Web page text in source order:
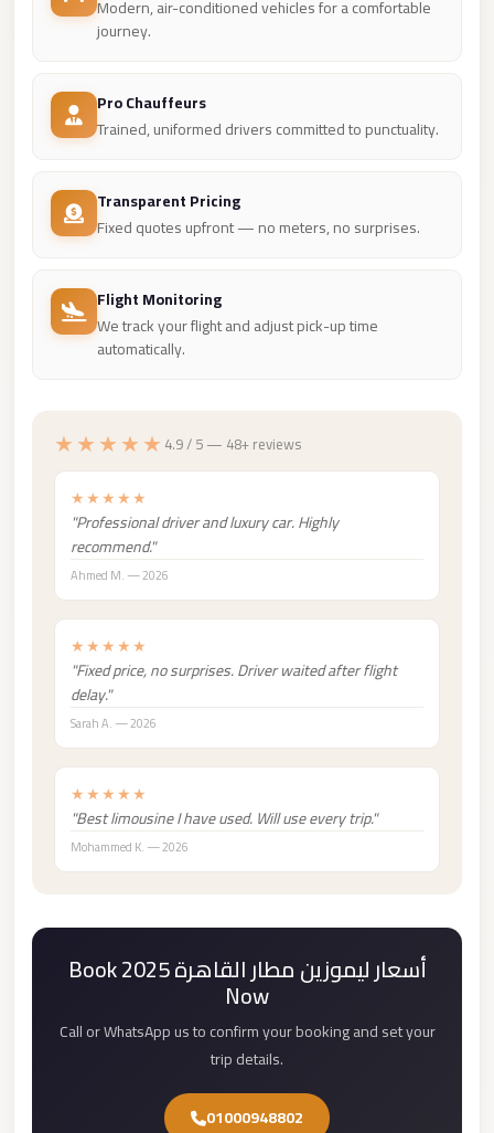
Modern, air-conditioned vehicles for a comfortable
journey.
Pro Chauffeurs
Trained, uniformed drivers committed to punctuality.
Transparent Pricing
Fixed quotes upfront — no meters, no surprises.
Flight Monitoring
We track your flight and adjust pick-up time
automatically.
★★★★★ 4.9 / 5 — 48+ reviews
★★★★★
"Professional driver and luxury car. Highly
recommend."
Ahmed M. — 2026
★★★★★
"Fixed price, no surprises. Driver waited after flight
delay."
Sarah A. — 2026
★★★★★
"Best limousine I have used. Will use every trip."
Mohammed K. — 2026
Book أسعار ليموزين مطار القاهرة 2025
Now
Call or WhatsApp us to confirm your booking and set your
trip details.
01000948802
london
limozen
service
Service
Limousine
Service
Alexandria
Limousine
Service
limousine
mercedes
limousine
Limousine
Alexandria
Limousine